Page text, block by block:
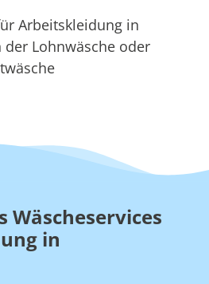
Arbeitskleidung in
Lohnwäsche oder
Wäscheservices
in